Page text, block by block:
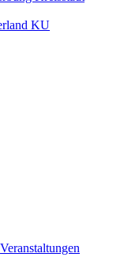
KU
Veranstaltungen